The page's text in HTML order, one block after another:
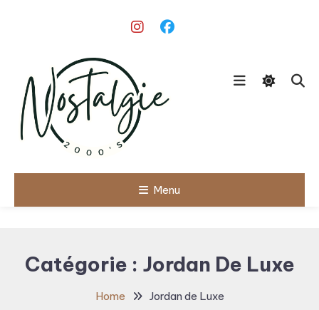
Nostalgie
Menu
Catégorie : Jordan De Luxe
Home Jordan de Luxe